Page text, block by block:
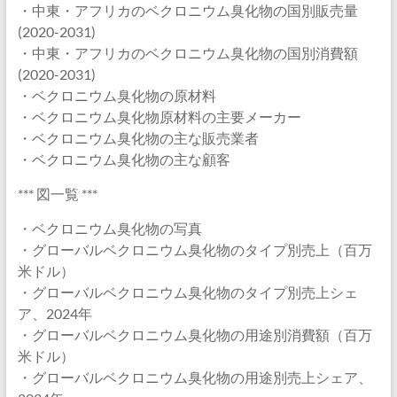
・中東・アフリカのベクロニウム臭化物の国別販売量
(2020-2031)
・中東・アフリカのベクロニウム臭化物の国別消費額
(2020-2031)
・ベクロニウム臭化物の原材料
・ベクロニウム臭化物原材料の主要メーカー
・ベクロニウム臭化物の主な販売業者
・ベクロニウム臭化物の主な顧客
*** 図一覧 ***
・ベクロニウム臭化物の写真
・グローバルベクロニウム臭化物のタイプ別売上（百万
米ドル）
・グローバルベクロニウム臭化物のタイプ別売上シェ
ア、2024年
・グローバルベクロニウム臭化物の用途別消費額（百万
米ドル）
・グローバルベクロニウム臭化物の用途別売上シェア、